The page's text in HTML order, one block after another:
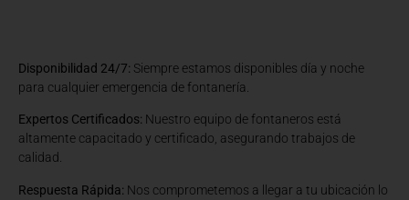
Disponibilidad 24/7: Siempre estamos disponibles día y noche
para cualquier emergencia de fontanería.
Expertos Certificados: Nuestro equipo de fontaneros está
altamente capacitado y certificado, asegurando trabajos de
calidad.
Respuesta Rápida: Nos comprometemos a llegar a tu ubicación lo